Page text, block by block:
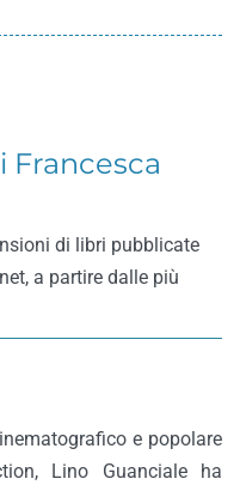
Francesca
di libri pubblicate
a partire dalle più
e popolare
Lino Guanciale ha